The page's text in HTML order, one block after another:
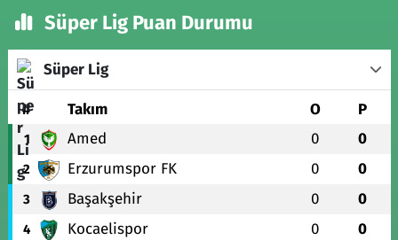
Süper Lig Puan Durumu
Süper Lig
# Takım O P
1 Amed 0 0
2 Erzurumspor FK 0 0
3 Başakşehir 0 0
4 Kocaelispor 0 0